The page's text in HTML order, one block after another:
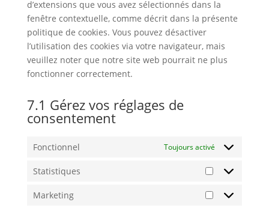
d’extensions que vous avez sélectionnés dans la
fenêtre contextuelle, comme décrit dans la présente
politique de cookies. Vous pouvez désactiver
l’utilisation des cookies via votre navigateur, mais
veuillez noter que notre site web pourrait ne plus
fonctionner correctement.
7.1 Gérez vos réglages de
consentement
Fonctionnel Toujours activé
Statistiques
Statistiques
Marketing
Marketing